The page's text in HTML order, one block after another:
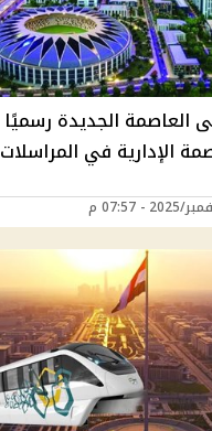
العاصمة الجديدة رسميًا
الإدارية في المراسلات